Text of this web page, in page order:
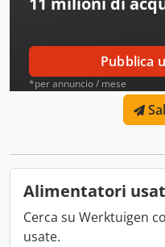
Pubblica
*per annuncio / mese
Alimentatori
Cerca su Werktuigen
usate.